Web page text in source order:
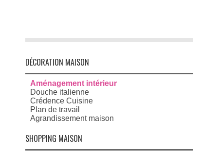
DÉCORATION MAISON
Aménagement intérieur
Douche italienne
Crédence Cuisine
Plan de travail
Agrandissement maison
SHOPPING MAISON